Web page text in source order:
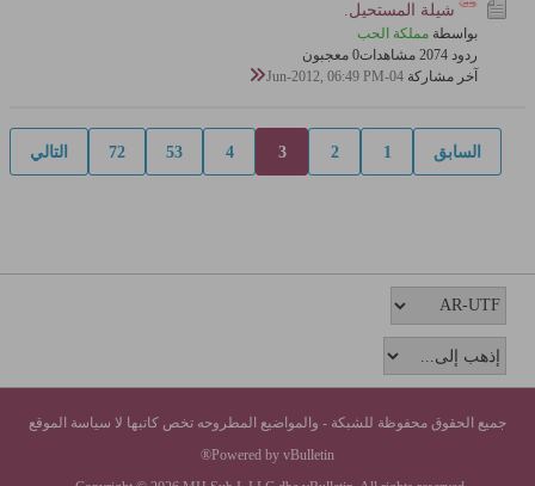
شيلة المستحيل.
بواسطة مملكة الحب
ردود 4
207 مشاهدات
0 معجبون
آخر مشاركة 04-Jun-2012, 06:49 PM
السابق 1
2
3
4
53
72 التالي
جميع الحقوق محفوظة للشبكة - والمواضيع المطروحه تخص كاتبها لا سياسة الموقع
Powered by vBulletin®